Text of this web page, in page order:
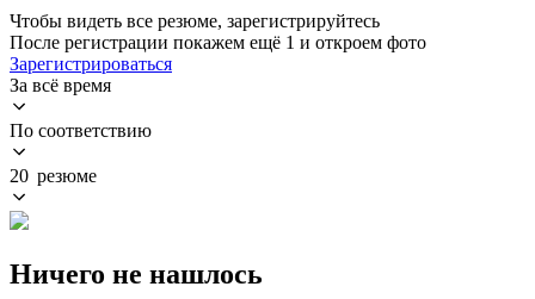
Чтобы видеть все резюме, зарегистрируйтесь
После регистрации покажем ещё 1 и откроем фото
Зарегистрироваться
За всё время
По соответствию
20 резюме
Ничего не нашлось